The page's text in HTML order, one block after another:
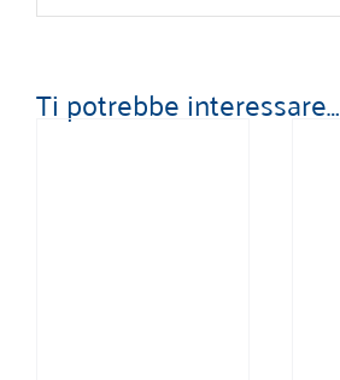
Ti potrebbe interessare…